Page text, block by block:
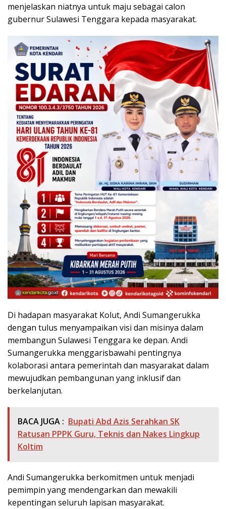
menjelaskan niatnya untuk maju sebagai calon
gubernur Sulawesi Tenggara kepada masyarakat.
Di hadapan masyarakat Kolut, Andi Sumangerukka
dengan tulus menyampaikan visi dan misinya dalam
membangun Sulawesi Tenggara ke depan. Andi
Sumangerukka menggarisbawahi pentingnya
kolaborasi antara pemerintah dan masyarakat dalam
mewujudkan pembangunan yang inklusif dan
berkelanjutan.
BACA JUGA : Bupati Abd Azis Serahkan SK
Ratusan PPPK Guru, Teknis dan Nakes Lingkup
Koltim
Andi Sumangerukka berkomitmen untuk menjadi
pemimpin yang mendengarkan dan mewakili
kepentingan seluruh lapisan masyarakat.